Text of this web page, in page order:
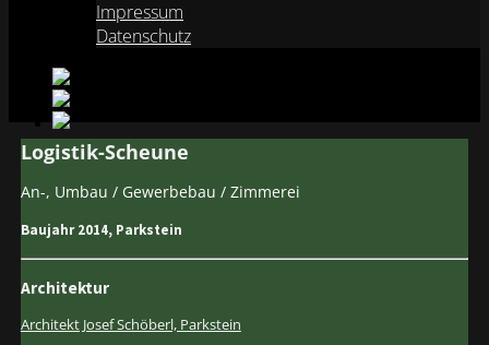
Impressum
Datenschutz
Logistik-Scheune
An-, Umbau / Gewerbebau / Zimmerei
Baujahr 2014, Parkstein
Architektur
Architekt Josef Schöberl, Parkstein